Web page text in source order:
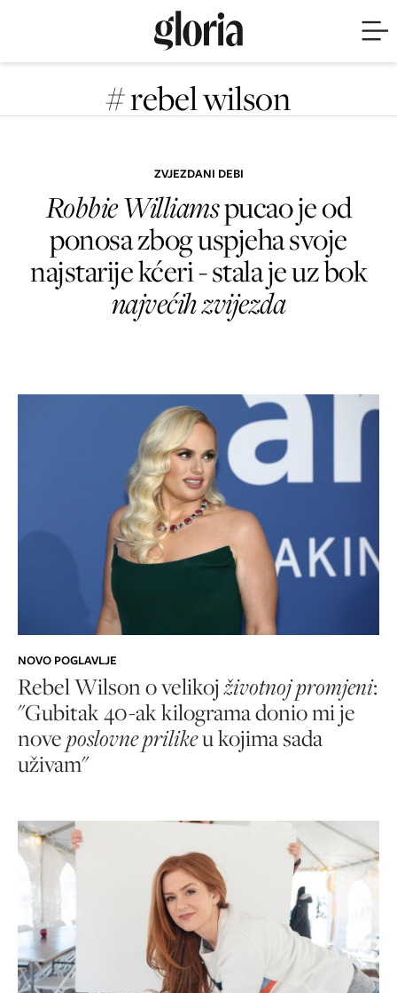
# rebel wilson
ZVJEZDANI DEBI
Robbie Williamspucao je od
ponosa zbog uspjeha svoje
najstarije kćeri - stala je uz bok
najvećih zvijezda
NOVO POGLAVLJE
Rebel Wilson o velikojživotnoj promjeni:
"Gubitak 40-ak kilograma donio mi je
noveposlovne prilikeu kojima sada
uživam"